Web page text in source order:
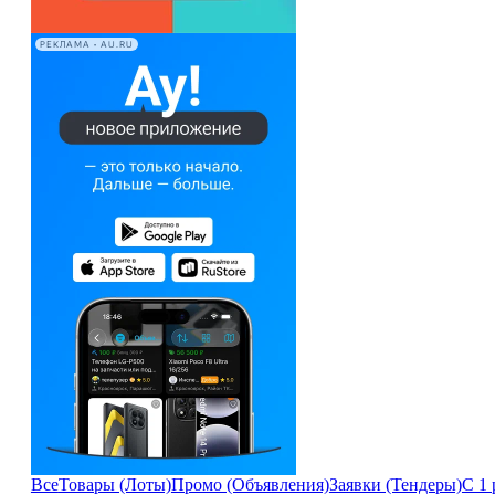
РЕКЛАМА • AU.RU
ВсеТовары (Лоты)Промо (Объявления)Заявки (Тендеры)С 1